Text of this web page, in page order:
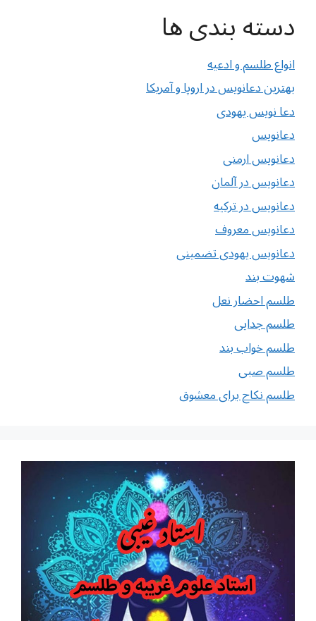
دسته بندی ها
انواع طلسم و ادعیه
بهترین دعانویس در اروپا و آمریکا
دعا نویس یهودی
دعانویس
دعانویس ارمنی
دعانویس در آلمان
دعانویس در ترکیه
دعانویس معروف
دعانویس یهودی تضمینی
شهوت بند
طلسم احضار نعل
طلسم جدایی
طلسم خواب بند
طلسم صبی
طلسم نکاح برای معشوق